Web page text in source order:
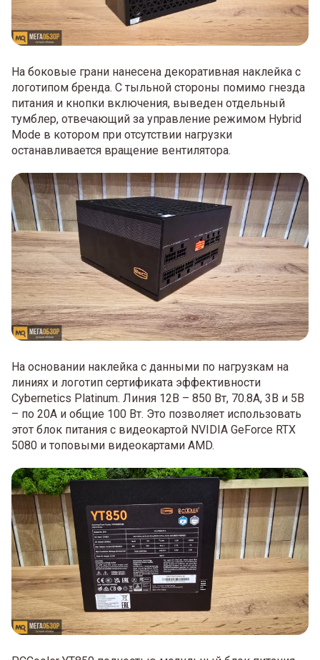
На боковые грани нанесена декоративная наклейка с
логотипом бренда. С тыльной стороны помимо гнезда
питания и кнопки включения, выведен отдельный
тумблер, отвечающий за управление режимом Hybrid
Mode в котором при отсутствии нагрузки
останавливается вращение вентилятора.
На основании наклейка с данными по нагрузкам на
линиях и логотип сертификата эффективности
Cybernetics Platinum. Линия 12В – 850 Вт, 70.8А, 3В и 5В
– по 20А и общие 100 Вт. Это позволяет использовать
этот блок питания с видеокартой NVIDIA GeForce RTX
5080 и топовыми видеокартами AMD.